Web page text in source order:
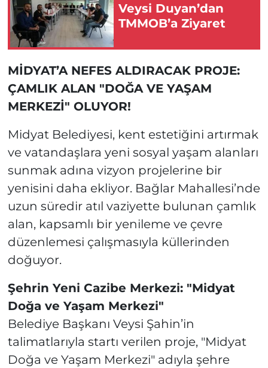
Veysi Duyan’dan
TMMOB’a Ziyaret
MİDYAT’A NEFES ALDIRACAK PROJE:
ÇAMLIK ALAN "DOĞA VE YAŞAM
MERKEZİ" OLUYOR!
Midyat Belediyesi, kent estetiğini artırmak
ve vatandaşlara yeni sosyal yaşam alanları
sunmak adına vizyon projelerine bir
yenisini daha ekliyor. Bağlar Mahallesi’nde
uzun süredir atıl vaziyette bulunan çamlık
alan, kapsamlı bir yenileme ve çevre
düzenlemesi çalışmasıyla küllerinden
doğuyor.
Şehrin Yeni Cazibe Merkezi: "Midyat
Doğa ve Yaşam Merkezi"
Belediye Başkanı Veysi Şahin’in
talimatlarıyla startı verilen proje, "Midyat
Doğa ve Yaşam Merkezi" adıyla şehre